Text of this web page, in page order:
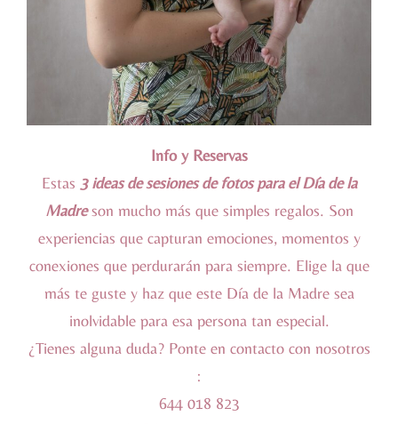
Info y Reservas
Estas 3 ideas de sesiones de fotos para el Día de la
Madreson mucho más que simples regalos. Son
experiencias que capturan emociones, momentos y
conexiones que perdurarán para siempre. Elige la que
más te guste y haz que este Día de la Madre sea
inolvidable para esa persona tan especial.
¿Tienes alguna duda? Ponte en contacto con nosotros
:
644 018 823